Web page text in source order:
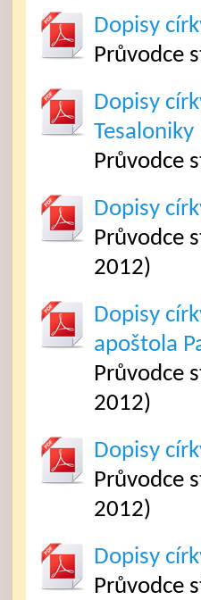
Dopisy
Průvodce
Dopisy
Tesaloniky
Průvodce
Dopisy
Průvodce
2012)
Dopisy
apoštola
Průvodce
2012)
Dopisy
Průvodce
2012)
Dopisy
Průvodce